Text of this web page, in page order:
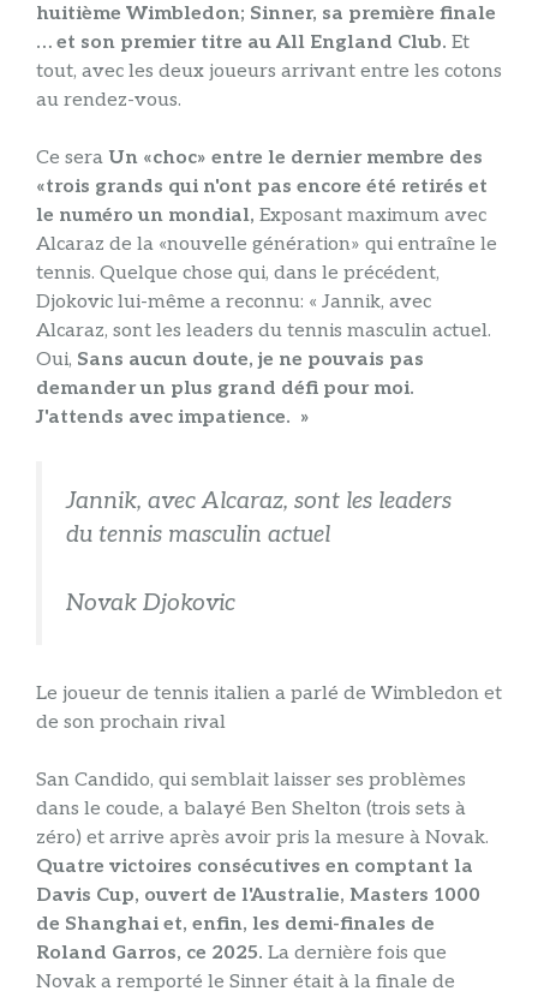
huitième Wimbledon; Sinner, sa première finale
… et son premier titre au All England Club. Et
tout, avec les deux joueurs arrivant entre les cotons
au rendez-vous.
Ce sera Un «choc» entre le dernier membre des
«trois grands qui n'ont pas encore été retirés et
le numéro un mondial, Exposant maximum avec
Alcaraz de la «nouvelle génération» qui entraîne le
tennis. Quelque chose qui, dans le précédent,
Djokovic lui-même a reconnu: « Jannik, avec
Alcaraz, sont les leaders du tennis masculin actuel.
Oui, Sans aucun doute, je ne pouvais pas
demander un plus grand défi pour moi.
J'attends avec impatience. »
Jannik, avec Alcaraz, sont les leaders
du tennis masculin actuel
Novak Djokovic
Le joueur de tennis italien a parlé de Wimbledon et
de son prochain rival
San Candido, qui semblait laisser ses problèmes
dans le coude, a balayé Ben Shelton (trois sets à
zéro) et arrive après avoir pris la mesure à Novak.
Quatre victoires consécutives en comptant la
Davis Cup, ouvert de l'Australie, Masters 1000
de Shanghai et, enfin, les demi-finales de
Roland Garros, ce 2025. La dernière fois que
Novak a remporté le Sinner était à la finale de